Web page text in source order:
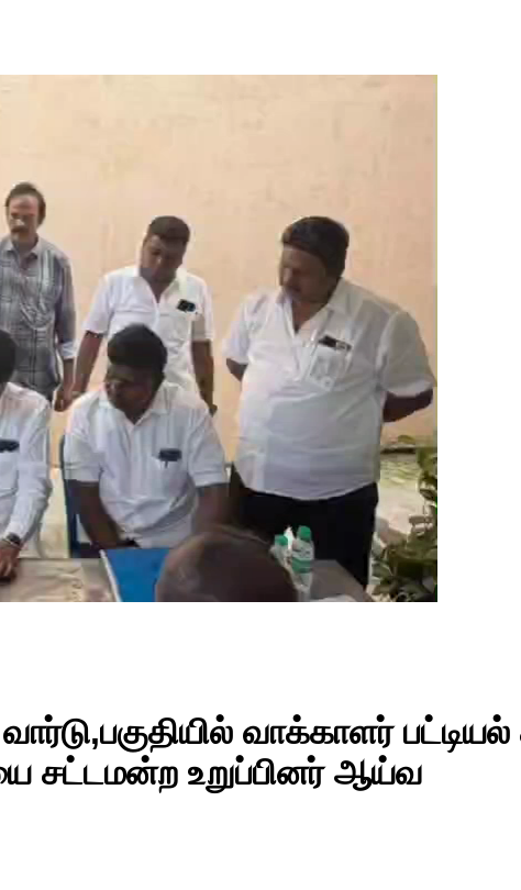
வார்டு,பகுதியில் வாக்காளர்
சட்டமன்ற உறுப்பினர் ஆய்வ